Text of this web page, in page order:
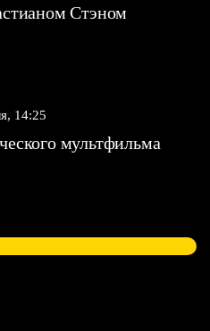
Стэном
14:25
мультфильма